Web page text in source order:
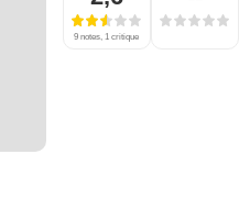
9 notes, 1 critique